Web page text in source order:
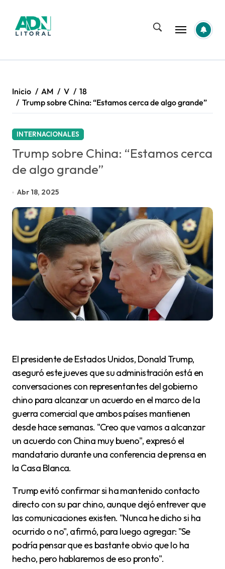
contenido
Inicio AM V
18
Trump sobre China: “Estamos cerca de algo grande”
INTERNACIONALES
Trump sobre China: “Estamos cerca
de algo grande”
Abr 18, 2025
El presidente de Estados Unidos, Donald Trump,
aseguró este jueves que su administración está en
conversaciones con representantes del gobierno
chino para alcanzar un acuerdo en el marco de la
guerra comercial que ambos países mantienen
desde hace semanas. "Creo que vamos a alcanzar
un acuerdo con China muy bueno", expresó el
mandatario durante una conferencia de prensa en
la Casa Blanca.
Trump evitó confirmar si ha mantenido contacto
directo con su par chino, aunque dejó entrever que
las comunicaciones existen. "Nunca he dicho si ha
ocurrido o no", afirmó, para luego agregar: "Se
podría pensar que es bastante obvio que lo ha
hecho, pero hablaremos de eso pronto".